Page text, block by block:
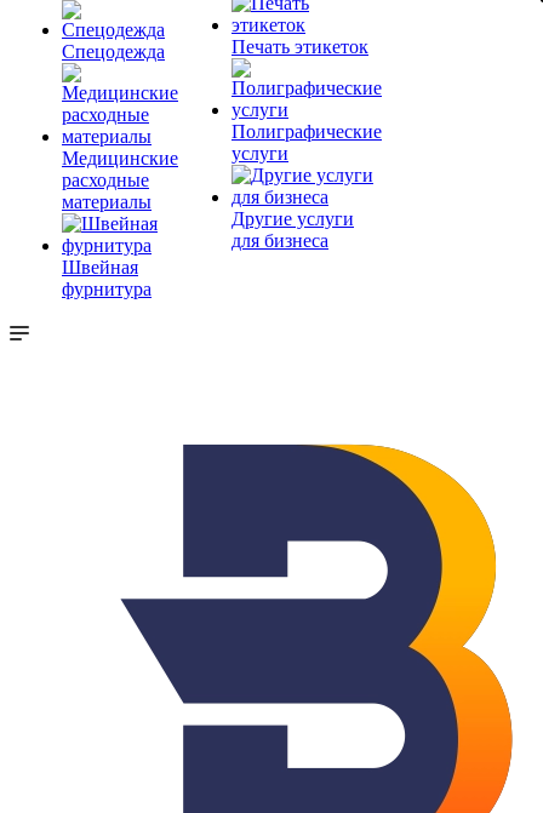
Спецодежда
Медицинские
расходные
материалы
Швейная
фурнитура
Печать этикеток
Полиграфические
услуги
Другие услуги
для бизнеса